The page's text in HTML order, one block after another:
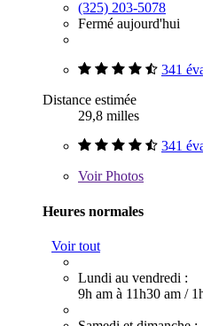
(325) 203-5078
Fermé aujourd'hui
341
Distance estimée
29,8 milles
341
VoirPhotos
Heures normales
Voir tout
Lundi au vendredi :
9h am à 11h30 am /